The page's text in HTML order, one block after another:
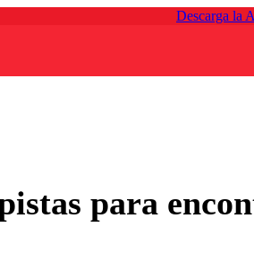
Descarga la
para